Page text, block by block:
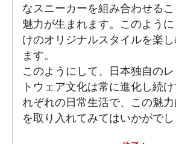
なスニーカーを組み合わせる
魅力が生まれます。このよう
けのオリジナルスタイルを楽
ます。
このようにして、日本独自の
トウェア文化は常に進化し続
れぞれの日常生活で、この魅
を取り入れてみてはいかがでし